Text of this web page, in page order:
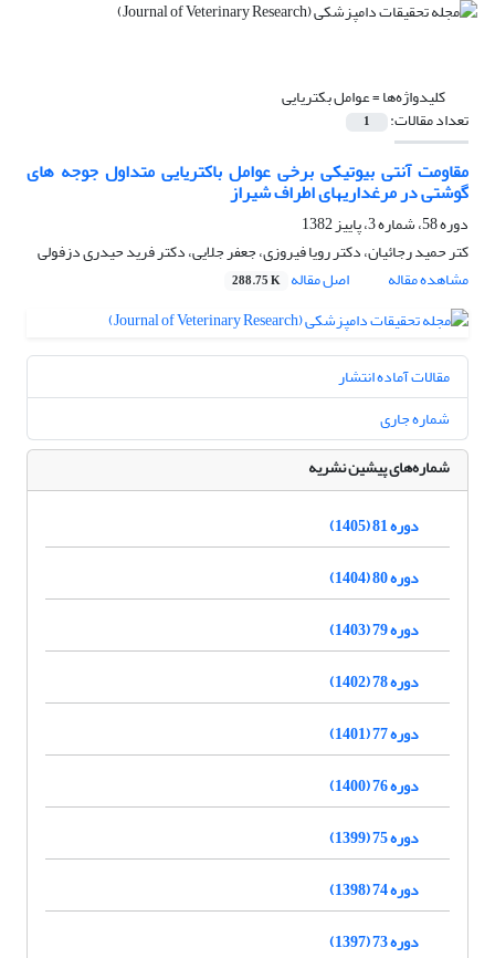
کلیدواژه‌ها =عوامل بکتریایی
تعداد مقالات: 1
مقاومت آنتی بیوتیکی برخی عوامل باکتریایی متداول جوجه های
گوشتی در مرغداریهای اطراف شیراز
دوره 58، شماره 3، پاییز 1382
کتر حمید رجائیان، دکتر رویا فیروزی، جعفر جلایی، دکتر فرید حیدری دزفولی
مشاهده مقاله
اصل مقاله 288.75 K
مقالات آماده انتشار
شماره جاری
شماره‌های پیشین نشریه
دوره 81 (1405)
دوره 80 (1404)
دوره 79 (1403)
دوره 78 (1402)
دوره 77 (1401)
دوره 76 (1400)
دوره 75 (1399)
دوره 74 (1398)
دوره 73 (1397)